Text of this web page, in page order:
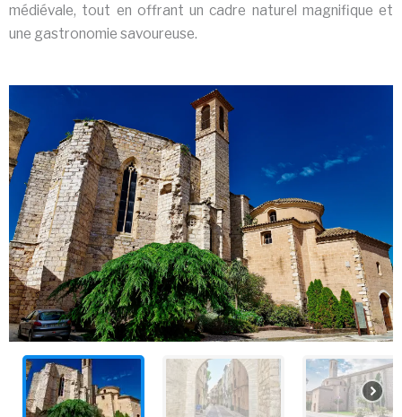
médiévale, tout en offrant un cadre naturel magnifique et
une gastronomie savoureuse.